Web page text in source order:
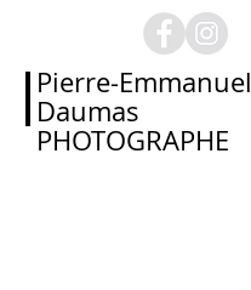
Pierre-Emmanuel
Daumas
PHOTOGRAPHE